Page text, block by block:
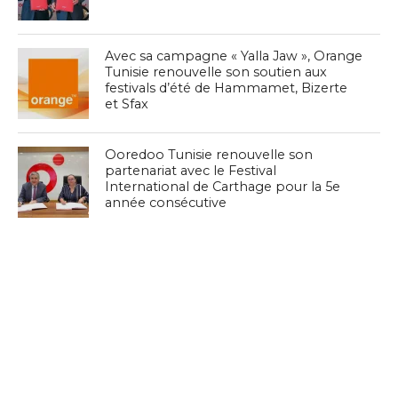
Avec sa campagne « Yalla Jaw », Orange
Tunisie renouvelle son soutien aux
festivals d’été de Hammamet, Bizerte
et Sfax
Ooredoo Tunisie renouvelle son
partenariat avec le Festival
International de Carthage pour la 5e
année consécutive